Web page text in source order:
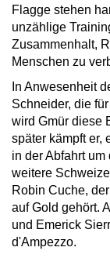
Flagge stehen
unzählige
Zusammenhalt,
Menschen zu
In Anwesenheit
Schneider, die
wird Gmür diese
später kämpft er,
in der Abfahrt
weitere
Robin Cuche,
auf Gold gehört.
und Emerick
d'Ampezzo.